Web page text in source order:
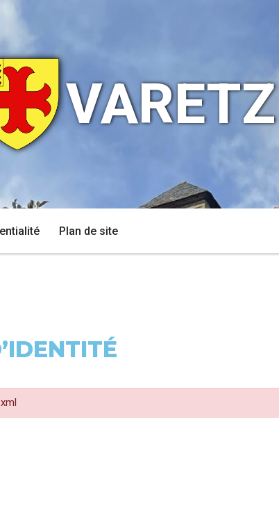
VARETZ
Plan de site